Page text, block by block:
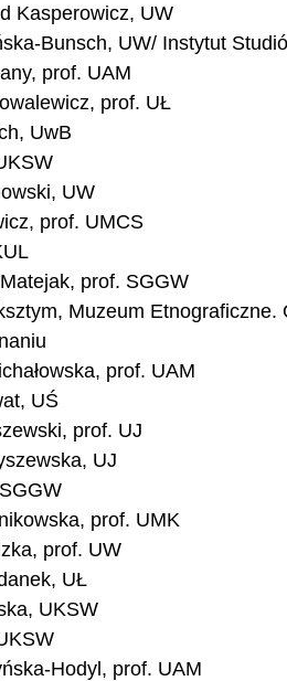
Kasperowicz, UW
Bunsch, UW/ Instytut
prof. UAM
prof. UŁ
UwB
UW
prof. UMCS
prof. SGGW
Muzeum Etnograficzne.
prof. UAM
UŚ
prof. UJ
UJ
prof. UMK
prof. UW
UŁ
UKSW
Hodyl, prof. UAM